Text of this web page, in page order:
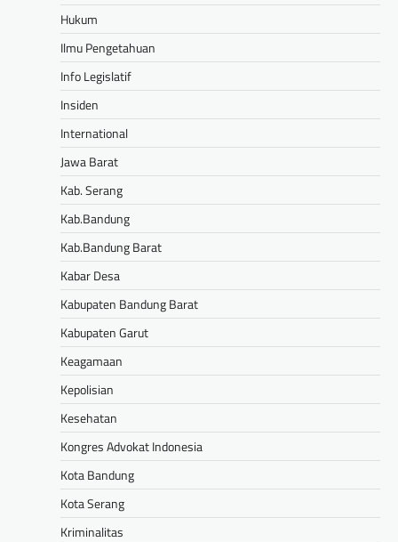
Hukum
Ilmu Pengetahuan
Info Legislatif
Insiden
International
Jawa Barat
Kab. Serang
Kab.Bandung
Kab.Bandung Barat
Kabar Desa
Kabupaten Bandung Barat
Kabupaten Garut
Keagamaan
Kepolisian
Kesehatan
Kongres Advokat Indonesia
Kota Bandung
Kota Serang
Kriminalitas